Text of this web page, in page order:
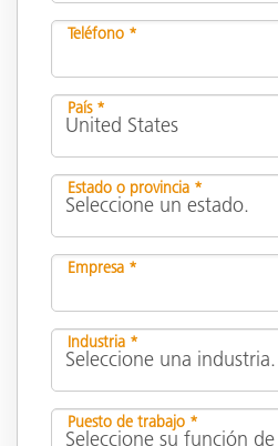
Teléfono *
País *
Estado o provincia *
Empresa *
Industria *
Puesto de trabajo *